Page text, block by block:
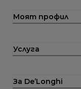
Моят профил
Услуга
За De’Longhi